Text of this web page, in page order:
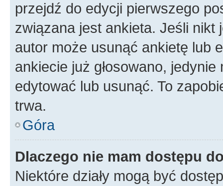
przejdź do edycji pierwszego
związana jest ankieta. Jeśli nikt
autor może usunąć ankietę lub
ankiecie już głosowano,
edytować lub usunąć. To
trwa.
Góra
Dlaczego nie mam dostępu
Niektóre działy mogą być